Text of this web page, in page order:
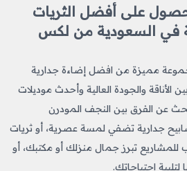
على أفضل الثريات
في السعودية من لكس
مميزة من افضل إضاءة جدارية
الأناقة والجودة العالية وأحدث موديلات
عن الفرق بين النجف المودرن
جدارية تضفي لمسة عصرية، أو ثريات
تبرز جمال منزلك أو مكتبك، أو
احتياجاتك.